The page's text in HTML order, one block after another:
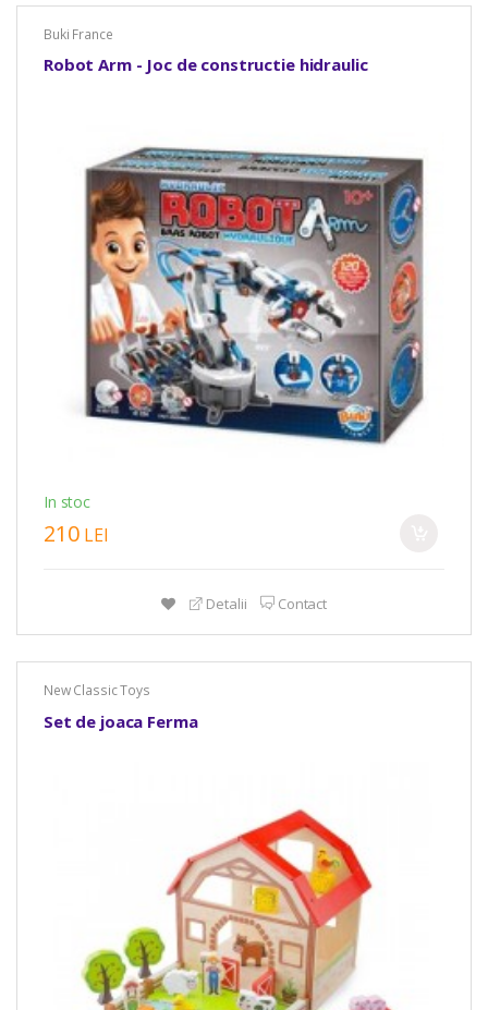
Buki France
Robot Arm - Joc de constructie hidraulic
In stoc
210 LEI
Detalii Contact
New Classic Toys
Set de joaca Ferma